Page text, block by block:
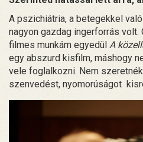
A pszichiátria, a betegekkel
nagyon gazdag ingerforrás
filmes munkám egyedül A
egy abszurd kisfilm, máshogy
vele foglalkozni. Nem
szenvedést, nyomorúságot